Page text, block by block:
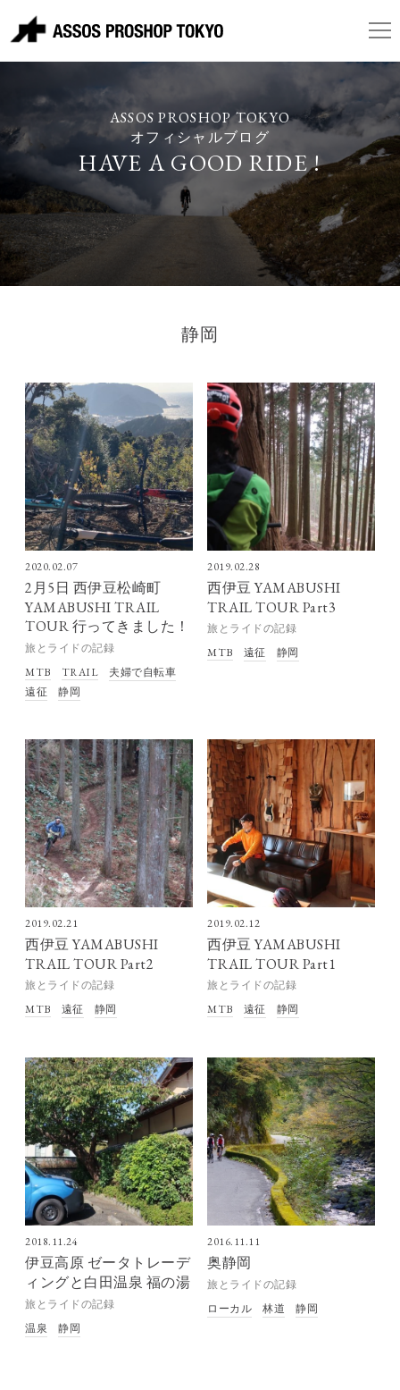
ASSOS PROSHOP TOKYO
オフィシャルブログ
HAVE A GOOD RIDE !
静岡
2020.02.07
2月5日 西伊豆松崎町
YAMABUSHI TRAIL
TOUR 行ってきました！
旅とライドの記録
MTB
TRAIL
夫婦で自転車
遠征
静岡
2019.02.28
西伊豆 YAMABUSHI
TRAIL TOUR Part3
旅とライドの記録
MTB
遠征 静岡
2019.02.21
西伊豆 YAMABUSHI
TRAIL TOUR Part2
旅とライドの記録
MTB
遠征 静岡
2019.02.12
西伊豆 YAMABUSHI
TRAIL TOUR Part1
旅とライドの記録
MTB
遠征 静岡
2018.11.24
伊豆高原 ゼータトレーデ
ィングと白田温泉 福の湯
旅とライドの記録
温泉
静岡
2016.11.11
奥静岡
旅とライドの記録
ローカル
林道 静岡